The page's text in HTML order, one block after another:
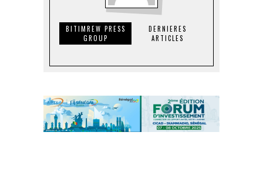
BITIMREW PRESS
GROUP
DERNIERES
ARTICLES